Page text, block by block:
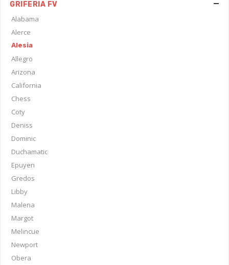
GRIFERIA FV
Alabama
Alerce
Alesia
Allegro
Arizona
California
Chess
Coty
Deniss
Dominic
Duchamatic
Epuyen
Gredos
Libby
Malena
Margot
Melincue
Newport
Obera